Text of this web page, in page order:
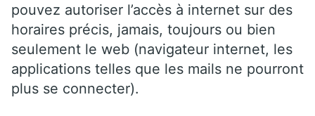
pouvez autoriser l’accès à internet sur des
horaires précis, jamais, toujours ou bien
seulement le web (navigateur internet, les
applications telles que les mails ne pourront
plus se connecter).